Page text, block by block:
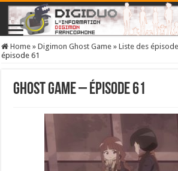
Home » Digimon Ghost Game » Liste des
épisode 61
Ghost Game – épisode 61